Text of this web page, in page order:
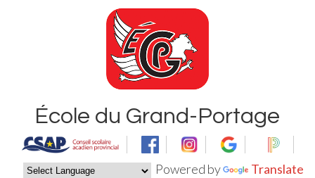
Powered by Translate
École du Grand-Portage